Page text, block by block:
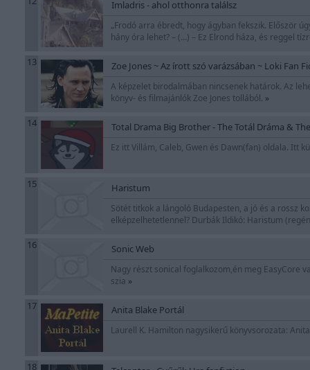
Imladris - ahol otthonra találsz
„Frodó arra ébredt, hogy ágyban fekszik. Először
hány óra lehet? – (…) – Ez Elrond háza, és reggel
13 Zoe Jones ~ Az írott szó varázsában ~ Loki Fan
A képzelet birodalmában nincsenek határok. Az
könyv- és filmajánlók Zoe Jones tollából. »
14 Total Drama Big Brother - The Totál Dráma &
Ez itt Villám, Caleb, Gwen és Dawn(fan) oldala. Itt
15 Haristum
Sötét titkok a lángoló Budapesten, a jó és a rossz
elképzelhetetlennel? Durbák Ildikó: Haristum
16 Sonic Web
Nagy részt sonical foglalkozom,én meg EasyCore
szia »
17 Anita Blake Portál
Laurell K. Hamilton nagysikerű könyvsorozata:
18